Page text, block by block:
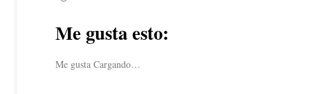
Me gusta esto:
Me gusta Cargando…